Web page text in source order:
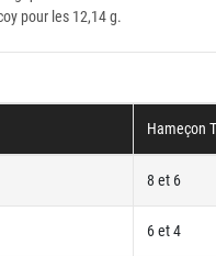
pour les 12,14 g.
Hameçon
8 et 6
6 et 4